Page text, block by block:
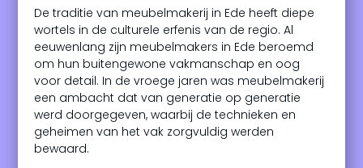
De traditie van meubelmakerij in Ede heeft diepe
wortels in de culturele erfenis van de regio. Al
eeuwenlang zijn meubelmakers in Ede beroemd
om hun buitengewone vakmanschap en oog
voor detail. In de vroege jaren was meubelmakerij
een ambacht dat van generatie op generatie
werd doorgegeven, waarbij de technieken en
geheimen van het vak zorgvuldig werden
bewaard.